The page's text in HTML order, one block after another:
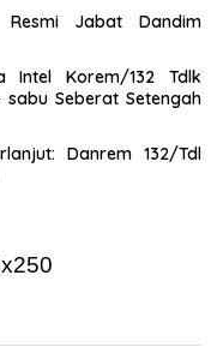
Jabat Dandim
Intel Korem/132 Tdlk
Seberat Setengah
Danrem 132/Tdl